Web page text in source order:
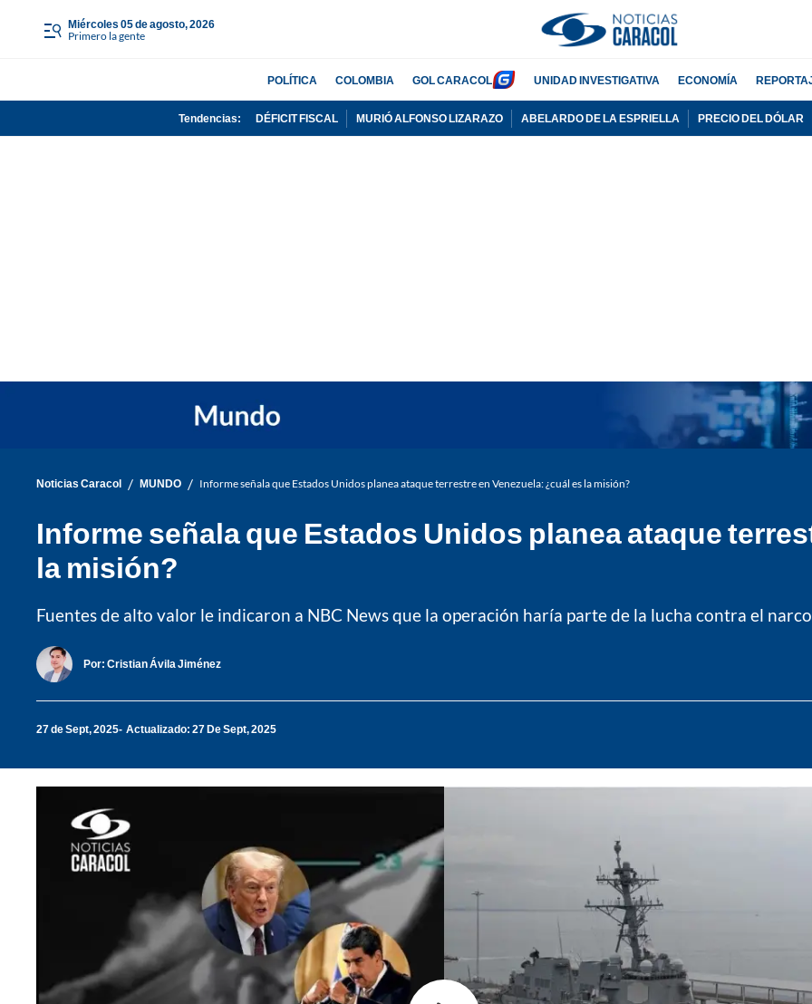
miércoles 05 de agosto, 2026
Primero la gente
POLÍTICA COLOMBIA GOL CARACOL UNIDAD INVESTIGATIVA ECONOMÍA
Tendencias: DÉFICIT FISCAL MURIÓ ALFONSO LIZARAZO ABELARDO DE LA ESPRIELLA PRECIO DEL DÓLAR
Noticias Caracol / MUNDO / Informe señala que Estados Unidos planea ataque terrestre en Venezuela: ¿cuál es la misión?
Informe señala que Estados Unidos planea ataque
la misión?
Fuentes de alto valor le indicaron a NBC News que la operación haría parte de la lucha contra el
Por: Cristian Ávila Jiménez
27 de Sept, 2025 Actualizado: 27 De Sept, 2025